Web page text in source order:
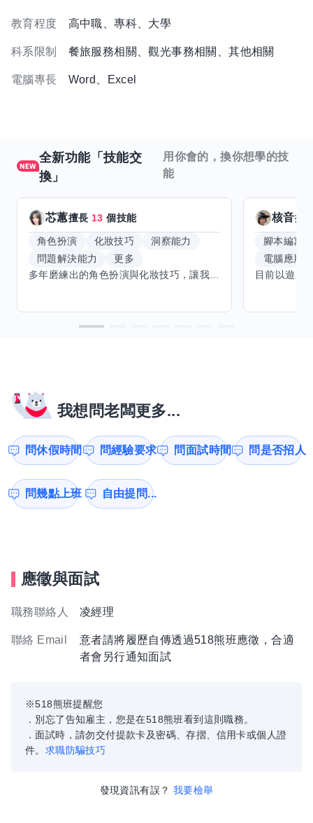
教育程度 高中職、專科、大學
科系限制 餐旅服務相關、觀光事務相關、其他相關
電腦專長 Word、Excel
全新功能「技能交
換」
用你會的，換你想學的技
能
芯蕙擅長 13 個技能
角色扮演 化妝技巧
洞察能力
問題解決能力
更多
核音擅
腳本編寫
電腦應用
我想問老闆更多...
問休假時間 問經驗要求 問面試時間 問是否招人
問幾點上班 自由提問...
應徵與面試
職務聯絡人 凌經理
聯絡 Email
意者請將履歷自傳透過518熊班應徵，合適
者會另行通知面試
※518熊班提醒您
．別忘了告知雇主，您是在518熊班看到這則職務。
．面試時，請勿交付提款卡及密碼、存摺、信用卡或個人證
件。 求職防騙技巧
發現資訊有誤？ 我要檢舉